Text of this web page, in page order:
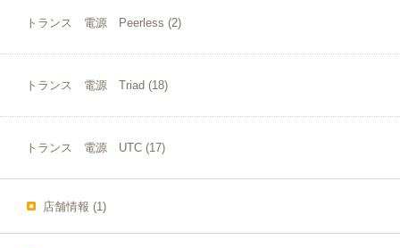
トランス 電源 Peerless (2)
トランス 電源 Triad (18)
トランス 電源 UTC (17)
店舗情報 (1)